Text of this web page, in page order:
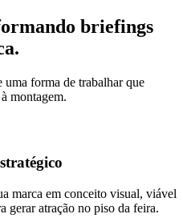
briefings
forma de trabalhar que
montagem.
marca em conceito visual, viável
gerar atração no piso da feira.